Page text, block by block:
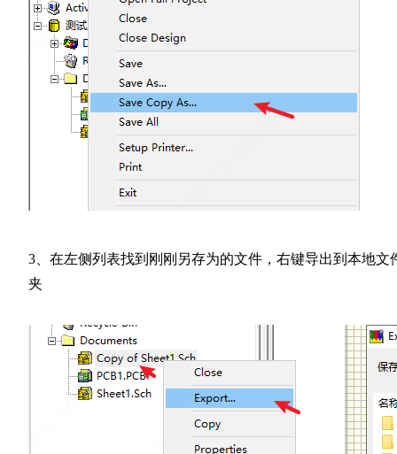
3、在左侧列表找到刚刚另存为的文件，右键导出到本地文
夹